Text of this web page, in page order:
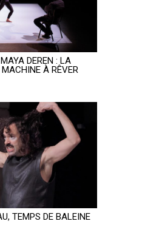
DEREN : LA
À RÊVER
TEMPS DE BALEINE